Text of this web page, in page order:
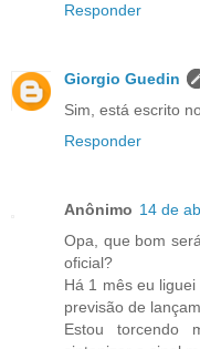
Responder
Giorgio Guedin
Sim, está escrito
Responder
Anônimo 14 de
Opa, que bom
oficial?
Há 1 mês eu
previsão de
Estou torcendo